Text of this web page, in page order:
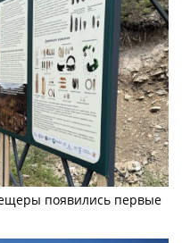
появились первые